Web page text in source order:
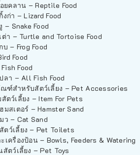
ยคลาน – Reptile Food
งก่า – Lizard Food
– Snake Food
ต่า – Turtle and Tortoise Food
บ – Frog Food
Food
Food
ลา – All Fish Food
ฑ์สำหรับสัตว์เลี้ยง – Pet Accessories
ตว์เลี้ยง – Item For Pets
มสเตอร์ – Hamster Sand
ว – Cat Sand
ตว์เลี้ยง – Pet Toilets
เครื่องป้อน – Bowls, Feeders & Watering
สัตว์เลี้ยง – Pet Toys